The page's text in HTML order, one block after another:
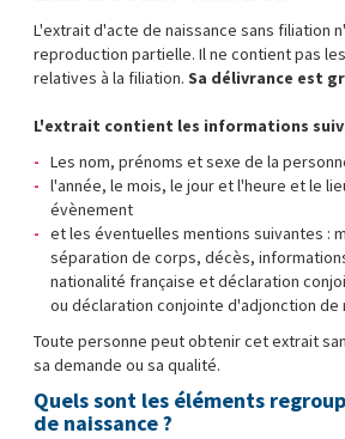
L'extrait d'acte de naissance sans filiation
reproduction partielle. Il ne contient pas
relatives à la filiation. Sa délivrance est
L'extrait contient les informations
Les nom, prénoms et sexe de la
l'année, le mois, le jour et l'heure et le
évènement
et les éventuelles mentions suivantes :
séparation de corps, décès,
nationalité française et déclaration
ou déclaration conjointe d'adjonction de
Toute personne peut obtenir cet extrait
sa demande ou sa qualité.
Quels sont les éléments
de naissance ?